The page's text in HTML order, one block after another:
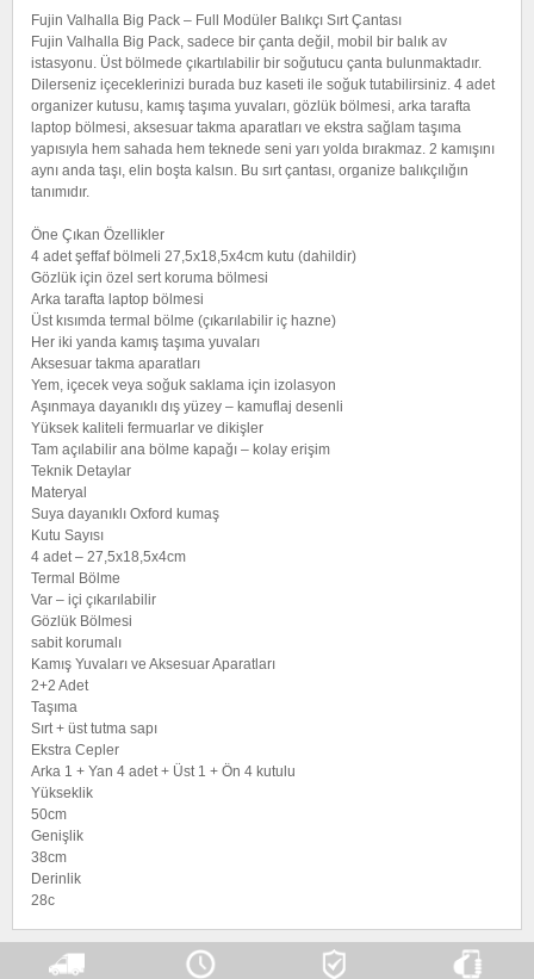
Fujin Valhalla Big Pack – Full Modüler Balıkçı Sırt Çantası
Fujin Valhalla Big Pack, sadece bir çanta değil, mobil bir balık av
istasyonu. Üst bölmede çıkartılabilir bir soğutucu çanta bulunmaktadır.
Dilerseniz içeceklerinizi burada buz kaseti ile soğuk tutabilirsiniz. 4 adet
organizer kutusu, kamış taşıma yuvaları, gözlük bölmesi, arka tarafta
laptop bölmesi, aksesuar takma aparatları ve ekstra sağlam taşıma
yapısıyla hem sahada hem teknede seni yarı yolda bırakmaz. 2 kamışını
aynı anda taşı, elin boşta kalsın. Bu sırt çantası, organize balıkçılığın
tanımıdır.
Öne Çıkan Özellikler
4 adet şeffaf bölmeli 27,5x18,5x4cm kutu (dahildir)
Gözlük için özel sert koruma bölmesi
Arka tarafta laptop bölmesi
Üst kısımda termal bölme (çıkarılabilir iç hazne)
Her iki yanda kamış taşıma yuvaları
Aksesuar takma aparatları
Yem, içecek veya soğuk saklama için izolasyon
Aşınmaya dayanıklı dış yüzey – kamuflaj desenli
Yüksek kaliteli fermuarlar ve dikişler
Tam açılabilir ana bölme kapağı – kolay erişim
Teknik Detaylar
Materyal
Suya dayanıklı Oxford kumaş
Kutu Sayısı
4 adet – 27,5x18,5x4cm
Termal Bölme
Var – içi çıkarılabilir
Gözlük Bölmesi
sabit korumalı
Kamış Yuvaları ve Aksesuar Aparatları
2+2 Adet
Taşıma
Sırt + üst tutma sapı
Ekstra Cepler
Arka 1 + Yan 4 adet + Üst 1 + Ön 4 kutulu
Yükseklik
50cm
Genişlik
38cm
Derinlik
28c